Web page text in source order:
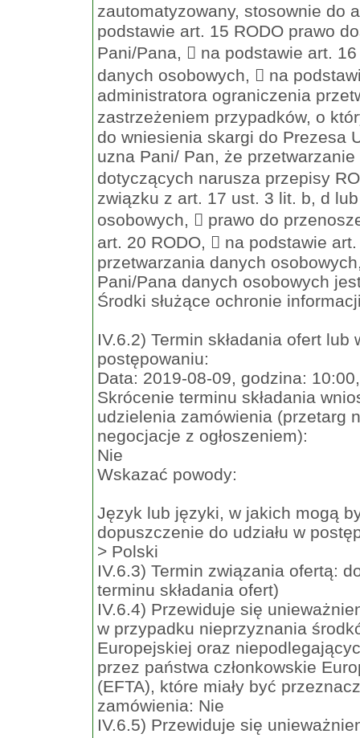
zautomatyzowany, stosownie do
podstawie art. 15 RODO prawo
Pani/Pana,  na podstawie art.
danych osobowych,  na
administratora ograniczenia
zastrzeżeniem przypadków, o
do wniesienia skargi do Prezesa
uzna Pani/ Pan, że
dotyczących narusza przepisy
związku z art. 17 ust. 3 lit. b, d
osobowych,  prawo do
art. 20 RODO,  na podstawie
przetwarzania danych
Pani/Pana danych osobowych
Środki służące ochronie
IV.6.2) Termin składania ofert
postępowaniu:
Data: 2019-08-09, godzina: 10:00,
Skrócenie terminu składania
udzielenia zamówienia (przetarg
negocjacje z ogłoszeniem):
Nie
Wskazać powody:
Język lub języki, w jakich mogą
dopuszczenie do udziału w
> Polski
IV.6.3) Termin związania ofertą:
terminu składania ofert)
IV.6.4) Przewiduje się
w przypadku nieprzyznania
Europejskiej oraz
przez państwa członkowskie
(EFTA), które miały być
zamówienia: Nie
IV.6.5) Przewiduje się